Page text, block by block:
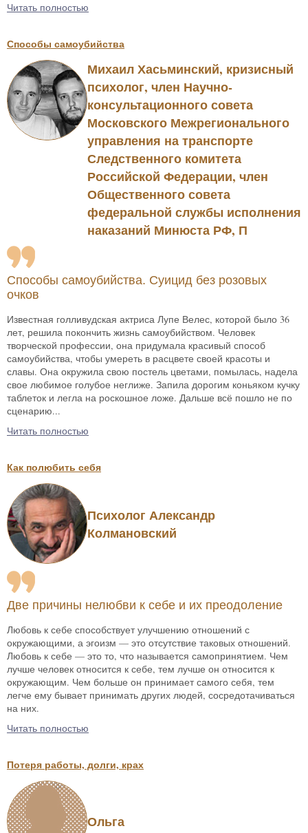
Читать полностью
Способы самоубийства
Михаил Хасьминский, кризисный
психолог, член Научно-
консультационного совета
Московского Межрегионального
управления на транспорте
Следственного комитета
Российской Федерации, член
Общественного совета
федеральной службы исполнения
наказаний Минюста РФ, П
Способы самоубийства. Суицид без розовых
очков
Известная голливудская актриса Лупе Велес, которой было 36
лет, решила покончить жизнь самоубийством. Человек
творческой профессии, она придумала красивый способ
самоубийства, чтобы умереть в расцвете своей красоты и
славы. Она окружила свою постель цветами, помылась, надела
свое любимое голубое неглиже. Запила дорогим коньяком кучку
таблеток и легла на роскошное ложе. Дальше всё пошло не по
сценарию...
Читать полностью
Как полюбить себя
Психолог Александр
Колмановский
Две причины нелюбви к себе и их преодоление
Любовь к себе способствует улучшению отношений с
окружающими, а эгоизм — это отсутствие таковых отношений.
Любовь к себе — это то, что называется самопринятием. Чем
лучше человек относится к себе, тем лучше он относится к
окружающим. Чем больше он принимает самого себя, тем
легче ему бывает принимать других людей, сосредотачиваться
на них.
Читать полностью
Потеря работы, долги, крах
Ольга